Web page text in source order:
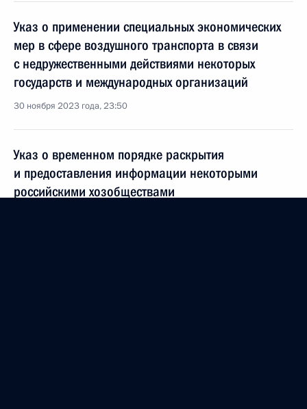
Указ о применении специальных экономических
мер в сфере воздушного транспорта в связи
с недружественными действиями некоторых
государств и международных организаций
30 ноября 2023 года, 23:50
Указ о временном порядке раскрытия
и предоставления информации некоторыми
российскими хозобществами